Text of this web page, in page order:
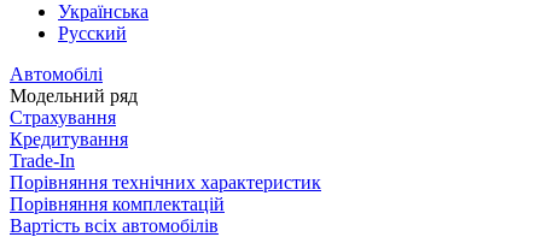
Українська
Русский
Автомобілі
Модельний ряд
Страхування
Кредитування
Trade-In
Порівняння технічних характеристик
Порівняння комплектацій
Вартість всіх автомобілів